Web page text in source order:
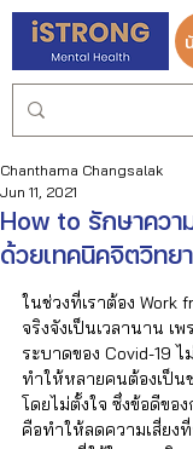
How to รักษาคว
ด้วยเทคนิคจิตวิทย
Chanthama Changsalak
Jun 11, 2021
ในช่วงที่เราต้อง Work
จริงจังเป็นเวลานาน เ
ระบาดของ Covid-19
ทำให้หลายคนต้องเป็
โดยไม่ตั้งใจ ซึ่งข้อดีขอ
คือทำให้ลดความเสี่ยง